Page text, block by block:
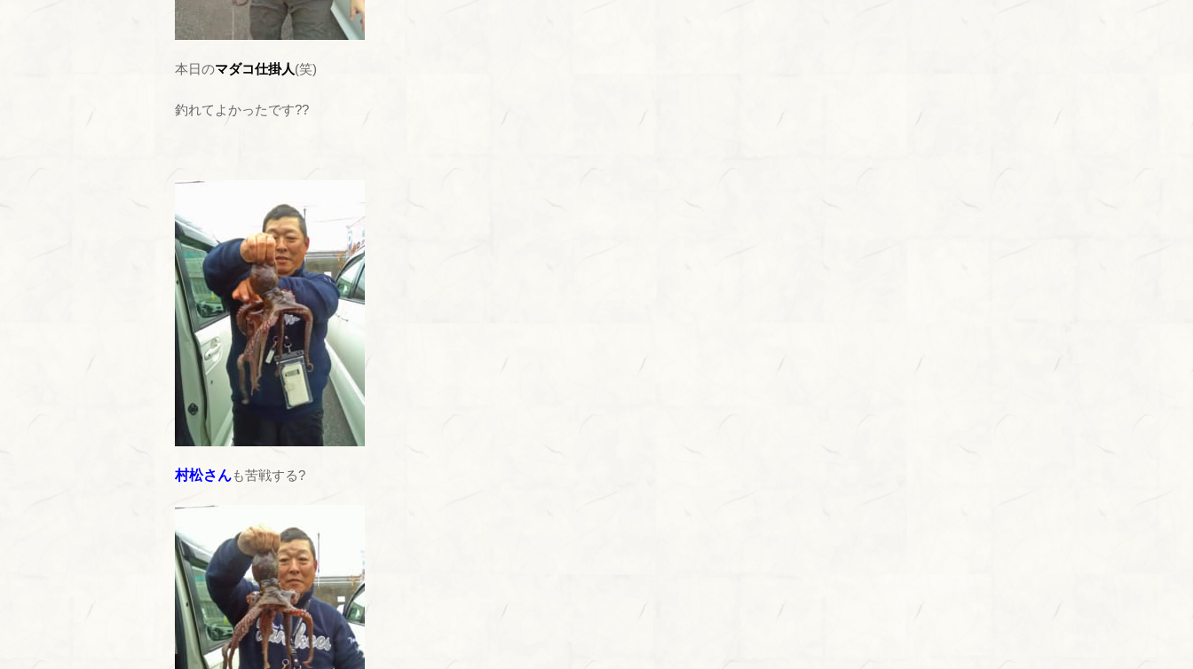
本日のマダコ仕掛人(笑)
釣れてよかったです??
村松さんも苦戦する?